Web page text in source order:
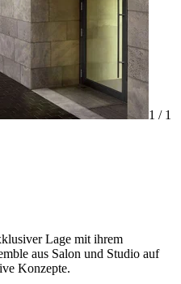
1 / 1
Lage mit ihrem
aus Salon und Studio auf
Konzepte.